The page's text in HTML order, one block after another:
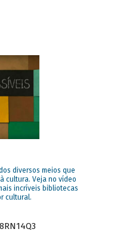
diversos meios que
cultura. Veja no vídeo
incríveis bibliotecas
cultural.